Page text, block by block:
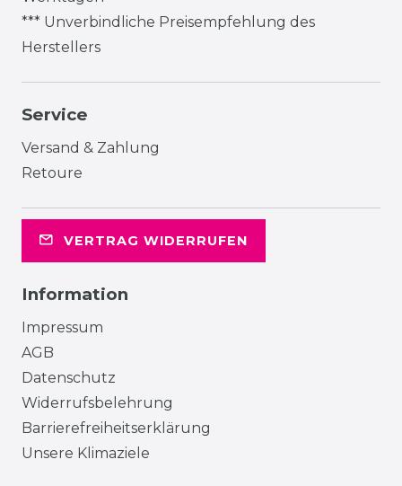
*** Unverbindliche Preisempfehlung des
Herstellers
Service
Versand & Zahlung
Retoure
VERTRAG WIDERRUFEN
Information
Impressum
AGB
Datenschutz
Widerrufsbelehrung
Barrierefreiheitserklärung
Unsere Klimaziele